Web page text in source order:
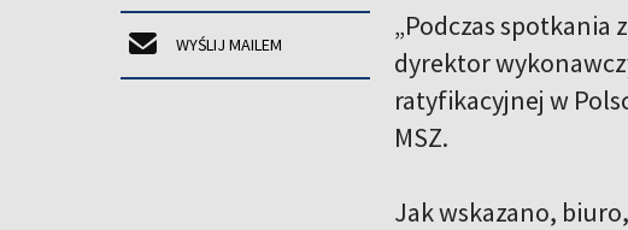
WYŚLIJ MAILEM
„Podczas spotkania
dyrektor
ratyfikacyjnej w
MSZ.
Jak wskazano,